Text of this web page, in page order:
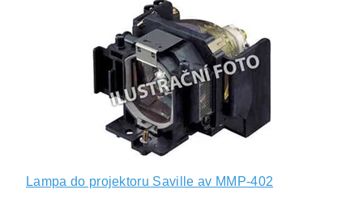
Lampa do projektoru Saville av MMP-402